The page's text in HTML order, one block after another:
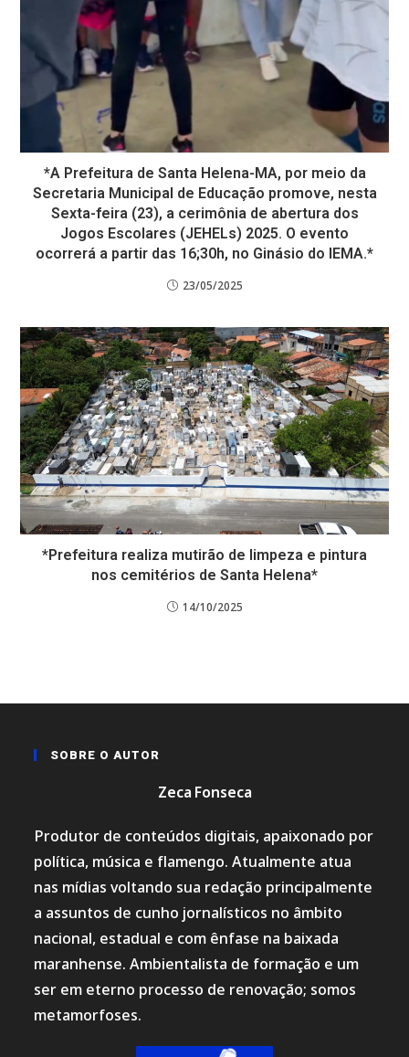
*A Prefeitura de Santa Helena-MA, por meio da
Secretaria Municipal de Educação promove, nesta
Sexta-feira (23), a cerimônia de abertura dos
Jogos Escolares (JEHELs) 2025. O evento
ocorrerá a partir das 16;30h, no Ginásio do IEMA.*
23/05/2025
*Prefeitura realiza mutirão de limpeza e pintura
nos cemitérios de Santa Helena*
14/10/2025
SOBRE O AUTOR
Zeca Fonseca
Produtor de conteúdos digitais, apaixonado por
política, música e flamengo. Atualmente atua
nas mídias voltando sua redação principalmente
a assuntos de cunho jornalísticos no âmbito
nacional, estadual e com ênfase na baixada
maranhense. Ambientalista de formação e um
ser em eterno processo de renovação; somos
metamorfoses.